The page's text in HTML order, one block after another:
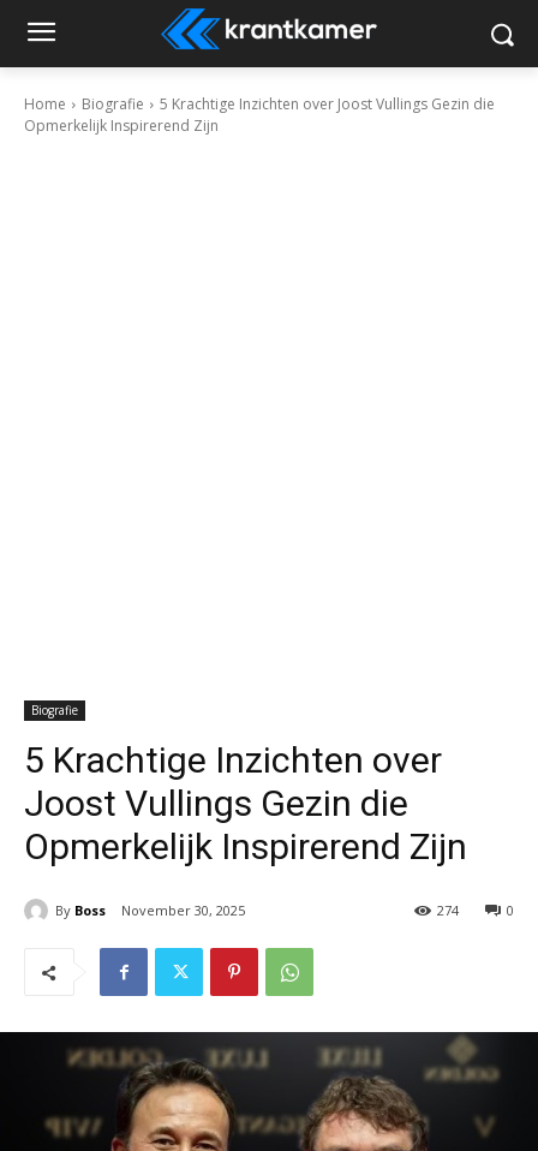
Home Biografie
5 Krachtige Inzichten over Joost Vullings Gezin die
Opmerkelijk Inspirerend Zijn
Biografie
5 Krachtige Inzichten over
Joost Vullings Gezin die
Opmerkelijk Inspirerend Zijn
By Boss November 30, 2025 0
274